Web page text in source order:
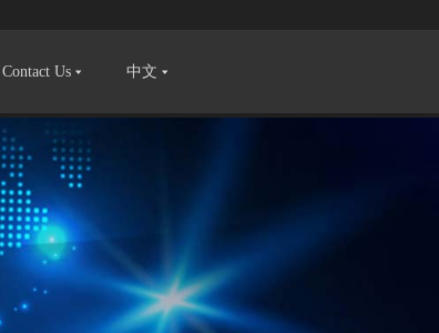
Contact Us 中文